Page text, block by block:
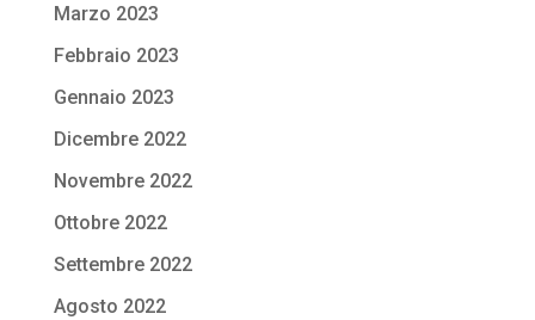
Marzo 2023
Febbraio 2023
Gennaio 2023
Dicembre 2022
Novembre 2022
Ottobre 2022
Settembre 2022
Agosto 2022